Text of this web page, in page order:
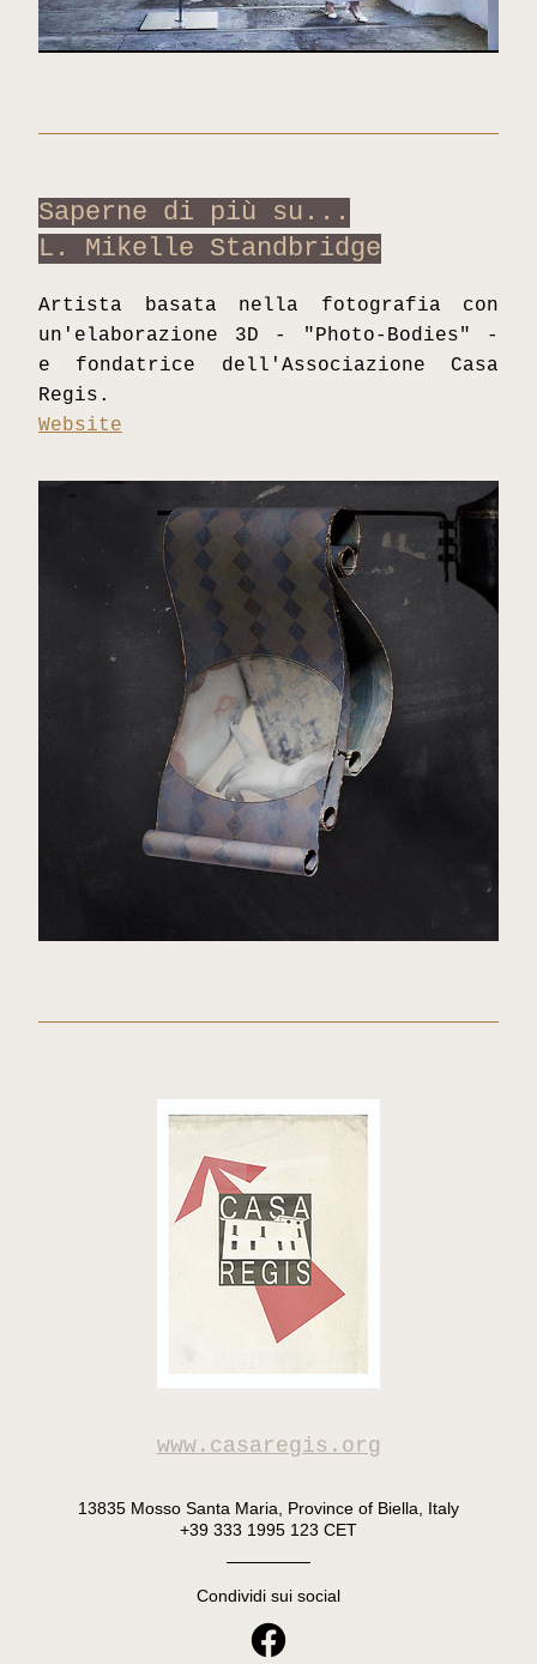
Saperne di più su...
L. Mikelle Standbridge
Artista basata nella fotografia con
un'elaborazione 3D - "Photo-Bodies" -
e fondatrice dell'Associazione Casa
Regis.
Website
www.casaregis.org
13835 Mosso Santa Maria, Province of Biella, Italy
+39 333 1995 123 CET
Condividi sui social